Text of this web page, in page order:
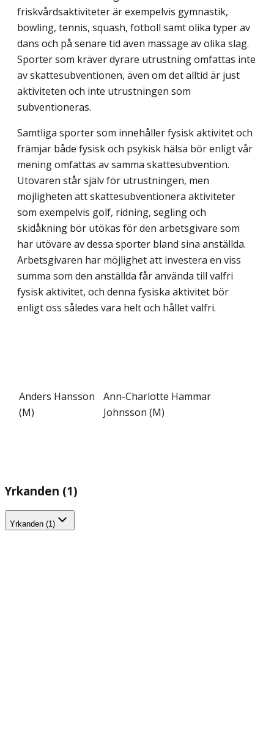
friskvårdsaktiviteter är exempelvis gymnastik,
bowling, tennis, squash, fotboll samt olika typer av
dans och på senare tid även massage av olika slag.
Sporter som kräver dyrare utrustning omfattas inte
av skattesubventionen, även om det alltid är just
aktiviteten och inte utrustningen som
subventioneras.
Samtliga sporter som innehåller fysisk aktivitet och
främjar både fysisk och psykisk hälsa bör enligt vår
mening omfattas av samma skattesubvention.
Utövaren står själv för utrustningen, men
möjligheten att skattesubventionera aktiviteter
som exempelvis golf, ridning, segling och
skidåkning bör utökas för den arbetsgivare som
har utövare av dessa sporter bland sina anställda.
Arbetsgivaren har möjlighet att investera en viss
summa som den anställda får använda till valfri
fysisk aktivitet, och denna fysiska aktivitet bör
enligt oss således vara helt och hållet valfri.
Anders Hansson
(M)
Ann-Charlotte Hammar
Johnsson (M)
Yrkanden (1)
Yrkanden (1)